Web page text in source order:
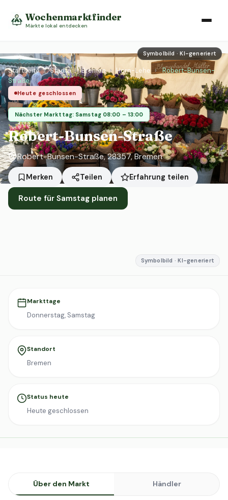
Wochenmarktfinder
Märkte lokal entdecken
Symbolbild · KI-generiert
Startseite › Städte › Bremen › Horn-Lehe ›
Robert-Bunsen-
Straße
Heute geschlossen
Nächster Markttag: Samstag 08:00 – 13:00
Robert-Bunsen-Straße
Robert-Bunsen-Straße, 28357, Bremen
Merken Teilen Erfahrung teilen
Route für Samstag planen
Symbolbild · KI-generiert
Markttage
Donnerstag, Samstag
Standort
Bremen
Status heute
Heute geschlossen
Über den Markt Händler